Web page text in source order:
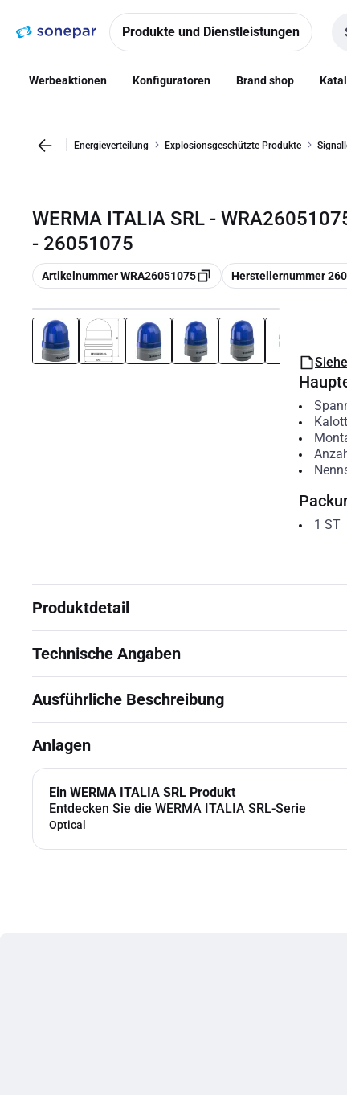
NavigationInhalt
Produkte und Dienstleistungen
Werbeaktionen Konfiguratoren Brand shop
Energieverteilung Explosionsgeschützte Produkte
WERMA ITALIA SRL -
- 26051075
Kopieren
Artikelnummer WRA26051075 Kopieren
Herstellernummer
1 ST
Produktdetail
Technische Angaben
Ausführliche Beschreibung
Anlagen
Ein WERMA ITALIA SRL Produkt
Entdecken Sie die WERMA ITALIA SRL-Serie
Optical